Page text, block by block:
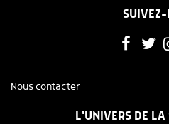
SUIVEZ-
Nous contacter
L'UNIVERS DE